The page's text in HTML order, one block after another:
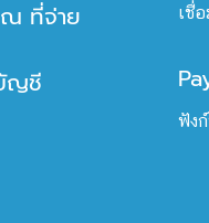
ที่จ่าย
ญชี
เชื่
ฟัง